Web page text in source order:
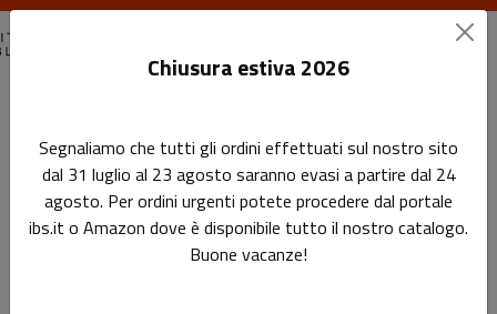
Valerio M. Visintin
Pagina di Valerio M. Visintin
Chiusura estiva 2026
Segnaliamo che tutti gli ordini effettuati sul nostro sito
dal 31 luglio al 23 agosto saranno evasi a partire dal 24
agosto. Per ordini urgenti potete procedere dal portale
ibs.it o Amazon dove è disponibile tutto il nostro catalogo.
Buone vacanze!